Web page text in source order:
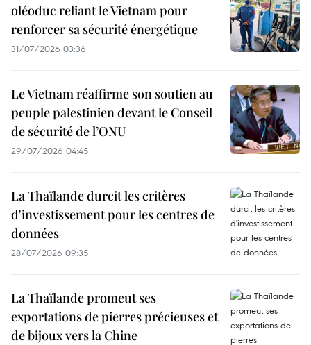
oléoduc reliant le Vietnam pour
renforcer sa sécurité énergétique
31/07/2026 03:36
Le Vietnam réaffirme son soutien au
peuple palestinien devant le Conseil
de sécurité de l’ONU
29/07/2026 04:45
La Thaïlande durcit les critères
d'investissement pour les centres de
données
28/07/2026 09:35
La Thaïlande promeut ses
exportations de pierres précieuses et
de bijoux vers la Chine